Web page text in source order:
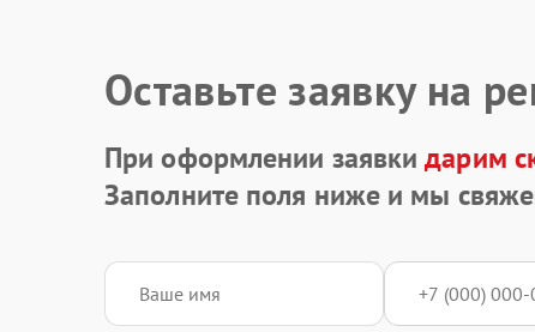
Оставьте заявку на
При оформлении заявкидарим
Заполните поля ниже и мы